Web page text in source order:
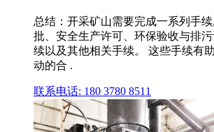
总结：开采矿山需要完成一系列手
批、安全生产许可、环保验收与排
续以及其他相关手续。 这些手续有
动的合 .
联系电话: 180 3780 8511